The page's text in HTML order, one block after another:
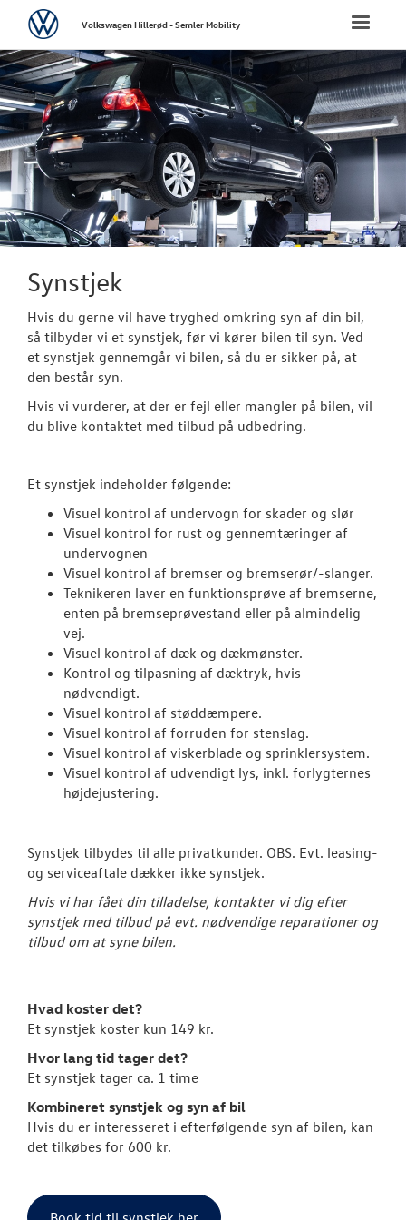
FORSIDE
NYE
NYE VAREBILER
BRUGTE BILER
VÆRKSTED
Bestil tid på
Koncepter og
Hente/
Synstjek
Volkswagen
Toggle
VolkswagenVolkswagen Hillerød - Semler Mobility
Synstjek
Hvis du gerne vil have tryghed omkring syn af din bil,
så tilbyder vi et synstjek, før vi kører bilen til syn. Ved
et synstjek gennemgår vi bilen, så du er sikker på, at
den består syn.
Hvis vi vurderer, at der er fejl eller mangler på bilen, vil
du blive kontaktet med tilbud på udbedring.
Et synstjek indeholder følgende:
Visuel kontrol af undervogn for skader og slør
Visuel kontrol for rust og gennemtæringer af
undervognen
Visuel kontrol af bremser og bremserør/-slanger.
Teknikeren laver en funktionsprøve af bremserne,
enten på bremseprøvestand eller på almindelig
vej.
Visuel kontrol af dæk og dækmønster.
Kontrol og tilpasning af dæktryk, hvis
nødvendigt.
Visuel kontrol af støddæmpere.
Visuel kontrol af forruden for stenslag.
Visuel kontrol af viskerblade og sprinklersystem.
Visuel kontrol af udvendigt lys, inkl. forlygternes
højdejustering.
Synstjek tilbydes til alle privatkunder. OBS. Evt. leasing-
og serviceaftale dækker ikke synstjek.
Hvis vi har fået din tilladelse, kontakter vi dig efter
synstjek med tilbud på evt. nødvendige reparationer og
tilbud om at syne bilen.
Hvad koster det?
Et synstjek koster kun 149 kr.
Hvor lang tid tager det?
Et synstjek tager ca. 1 time
Kombineret synstjek og syn af bil
Hvis du er interesseret i efterfølgende syn af bilen, kan
det tilkøbes for 600 kr.